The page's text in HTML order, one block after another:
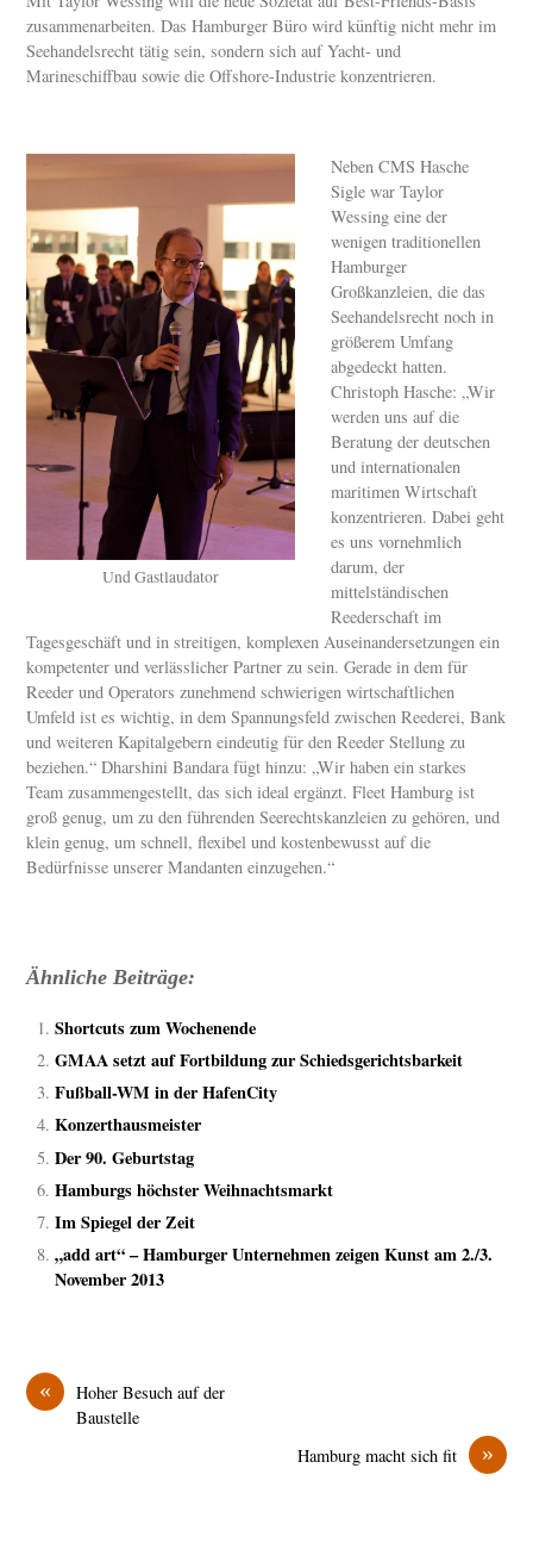
zusammenarbeiten. Das Hamburger Büro wird künftig nicht mehr im
Seehandelsrecht tätig sein, sondern sich auf Yacht- und
Marineschiffbau sowie die Offshore-Industrie konzentrieren.
Und Gastlaudator
Neben CMS Hasche
Sigle war Taylor
Wessing eine der
wenigen traditionellen
Hamburger
Großkanzleien, die das
Seehandelsrecht noch in
größerem Umfang
abgedeckt hatten.
Christoph Hasche: „Wir
werden uns auf die
Beratung der deutschen
und internationalen
maritimen Wirtschaft
konzentrieren. Dabei geht
es uns vornehmlich
darum, der
mittelständischen
Reederschaft im
Tagesgeschäft und in streitigen, komplexen Auseinandersetzungen ein
kompetenter und verlässlicher Partner zu sein. Gerade in dem für
Reeder und Operators zunehmend schwierigen wirtschaftlichen
Umfeld ist es wichtig, in dem Spannungsfeld zwischen Reederei, Bank
und weiteren Kapitalgebern eindeutig für den Reeder Stellung zu
beziehen.“ Dharshini Bandara fügt hinzu: „Wir haben ein starkes
Team zusammengestellt, das sich ideal ergänzt. Fleet Hamburg ist
groß genug, um zu den führenden Seerechtskanzleien zu gehören, und
klein genug, um schnell, flexibel und kostenbewusst auf die
Bedürfnisse unserer Mandanten einzugehen.“
Ähnliche Beiträge:
Shortcuts zum Wochenende
GMAA setzt auf Fortbildung zur Schiedsgerichtsbarkeit
Fußball-WM in der HafenCity
Konzerthausmeister
Der 90. Geburtstag
Hamburgs höchster Weihnachtsmarkt
Im Spiegel der Zeit
„add art“ – Hamburger Unternehmen zeigen Kunst am 2./3.
November 2013
«
Hoher Besuch auf der
Baustelle
»
Hamburg macht sich fit